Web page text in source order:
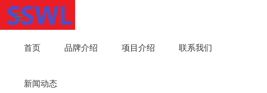
首页 品牌介绍 项目介绍 联系我们
新闻动态